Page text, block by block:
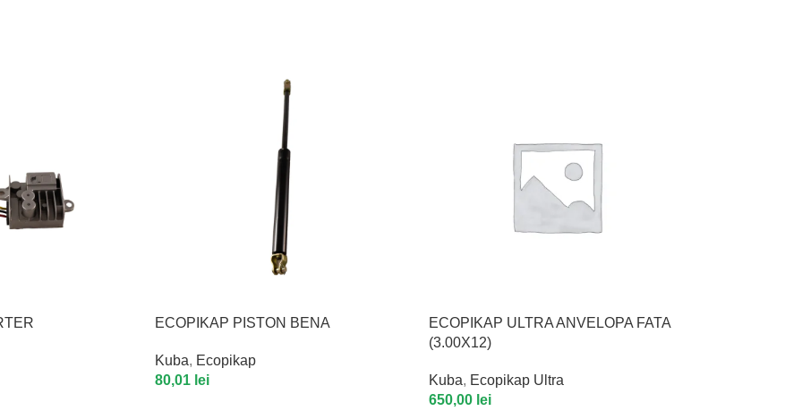
ECOPIKAP PISTON BENA
Kuba, Ecopikap
80,01 lei
ECOPIKAP ULTRA ANVELOPA FATA
(3.00X12)
Kuba, Ecopikap Ultra
650,00 lei